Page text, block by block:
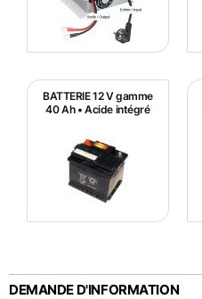
BATTERIE 12 V gamme
40 Ah • Acide intégré
DEMANDE D'INFORMATION